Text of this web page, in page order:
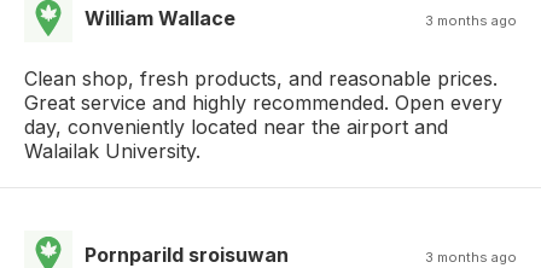
William Wallace 3 months ago
Clean shop, fresh products, and reasonable prices.
Great service and highly recommended. Open every
day, conveniently located near the airport and
Walailak University.
Pornparild sroisuwan 3 months ago